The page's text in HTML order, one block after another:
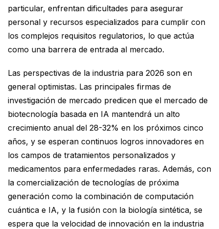
particular, enfrentan dificultades para asegurar
personal y recursos especializados para cumplir con
los complejos requisitos regulatorios, lo que actúa
como una barrera de entrada al mercado.
Las perspectivas de la industria para 2026 son en
general optimistas. Las principales firmas de
investigación de mercado predicen que el mercado de
biotecnología basada en IA mantendrá un alto
crecimiento anual del 28-32% en los próximos cinco
años, y se esperan continuos logros innovadores en
los campos de tratamientos personalizados y
medicamentos para enfermedades raras. Además, con
la comercialización de tecnologías de próxima
generación como la combinación de computación
cuántica e IA, y la fusión con la biología sintética, se
espera que la velocidad de innovación en la industria